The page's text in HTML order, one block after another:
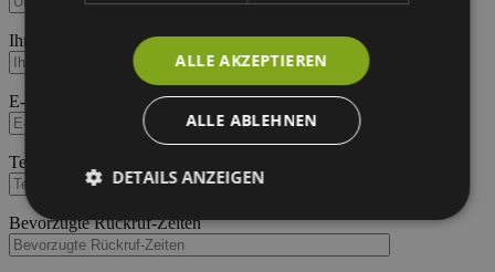
Ihre Website/Shop
Bitte lasse dieses Feld leer.
E-Mail *
Bitte lasse dieses Feld leer.
Telefonnummer *
Bitte lasse dieses Feld leer.
Bevorzugte Rückruf-Zeiten
ALLE AKZEPTIEREN
ALLE ABLEHNEN
DETAILS ANZEIGEN